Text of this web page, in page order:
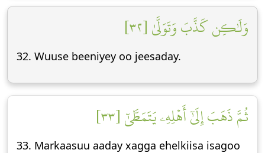
وَلَٰكِن كَذَّبَ وَتَوَلَّىٰ [٣٢]
32. Wuuse beeniyey oo jeesaday.
ثُمَّ ذَهَبَ إِلَىٰٓ أَهۡلِهِۦ يَتَمَطَّىٰٓ [٣٣]
33. Markaasuu aaday xagga ehelkiisa isagoo